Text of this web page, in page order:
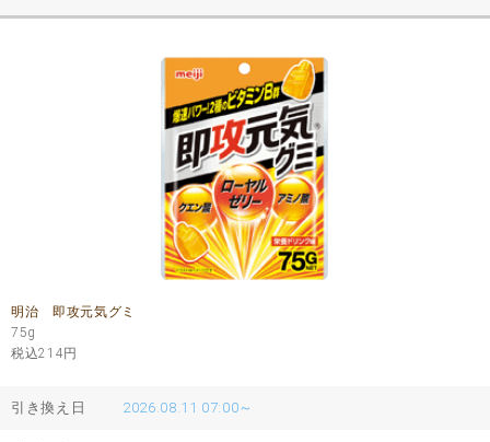
明治 即攻元気グミ
75g
税込214円
引き換え日 2026.08.11 07:00～